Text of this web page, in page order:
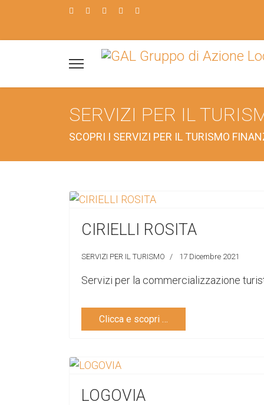
SERVIZI PER IL
SCOPRI I SERVIZI PER IL TURISMO
CIRIELLI ROSITA
SERVIZI PER IL TURISMO 17 Dicembre 2021
Servizi per la commercializzazione
Clicca e scopri …
LOGOVIA